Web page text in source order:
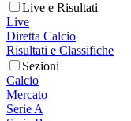
Live e Risultati
Live
Diretta Calcio
Risultati e Classifiche
Sezioni
Calcio
Mercato
Serie A